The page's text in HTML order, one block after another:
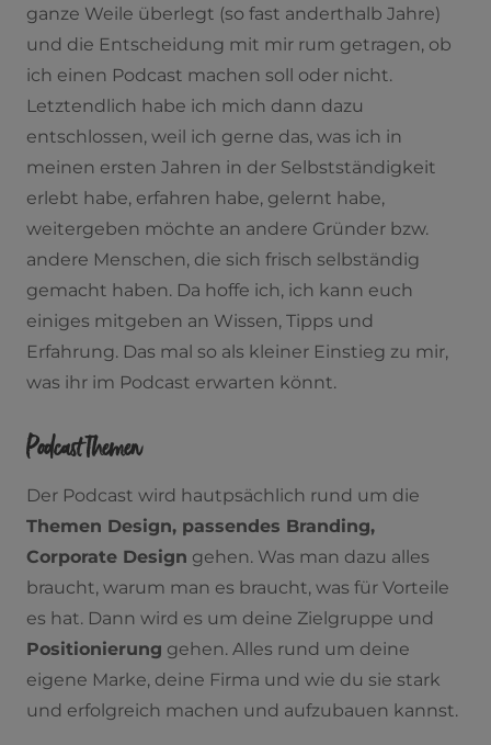
ganze Weile überlegt (so fast anderthalb Jahre)
und die Entscheidung mit mir rum getragen, ob
ich einen Podcast machen soll oder nicht.
Letztendlich habe ich mich dann dazu
entschlossen, weil ich gerne das, was ich in
meinen ersten Jahren in der Selbstständigkeit
erlebt habe, erfahren habe, gelernt habe,
weitergeben möchte an andere Gründer bzw.
andere Menschen, die sich frisch selbständig
gemacht haben. Da hoffe ich, ich kann euch
einiges mitgeben an Wissen, Tipps und
Erfahrung. Das mal so als kleiner Einstieg zu mir,
was ihr im Podcast erwarten könnt.
Podcast Themen
Der Podcast wird hautpsächlich rund um die
Themen Design, passendes Branding,
Corporate Design gehen. Was man dazu alles
braucht, warum man es braucht, was für Vorteile
es hat. Dann wird es um deine Zielgruppe und
Positionierung gehen. Alles rund um deine
eigene Marke, deine Firma und wie du sie stark
und erfolgreich machen und aufzubauen kannst.